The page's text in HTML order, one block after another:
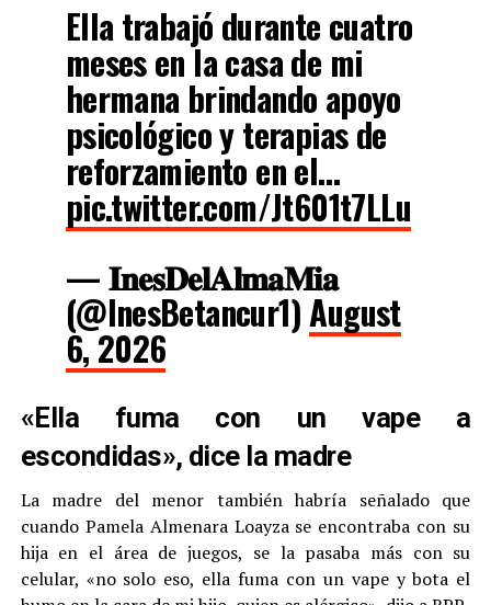
Ella trabajó durante cuatro
meses en la casa de mi
hermana brindando apoyo
psicológico y terapias de
reforzamiento en el…
pic.twitter.com/Jt601t7LLu
— 𝐈𝐧𝐞𝐬𝐃𝐞𝐥𝐀𝐥𝐦𝐚𝐌𝐢𝐚
(@InesBetancur1)August
6, 2026
«Ella fuma con un vape a
escondidas», dice la madre
La madre del menor también habría señalado que
cuando Pamela Almenara Loayza se encontraba con su
hija en el área de juegos, se la pasaba más con su
celular, «no solo eso, ella fuma con un vape y bota el